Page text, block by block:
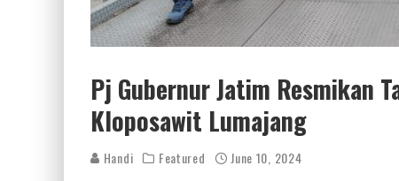
Pj Gubernur Jatim Resmikan
Kloposawit Lumajang
Handi Featured June 10, 2024